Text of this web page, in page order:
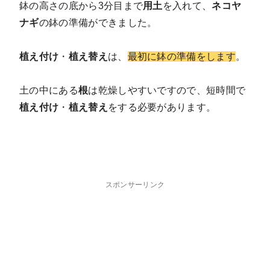
鉢の高さの底から3分目まで用土 を入れて、ネコヤ
ナギの鉢の準備ができました。
植え付け ・ 植え替え は、 最初に鉢の準備をします。
土の中にある根は乾燥しやすいですので、短時間で
植え付け ・ 植え替え をする必要があります。
スポンサーリンク